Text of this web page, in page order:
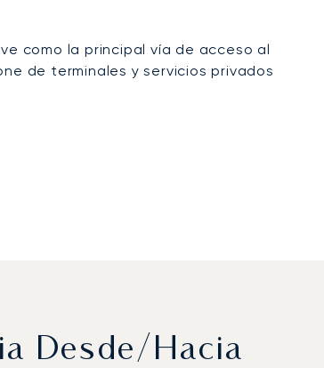
como la principal vía de acceso al
de terminales y servicios privados
Desde/hacia